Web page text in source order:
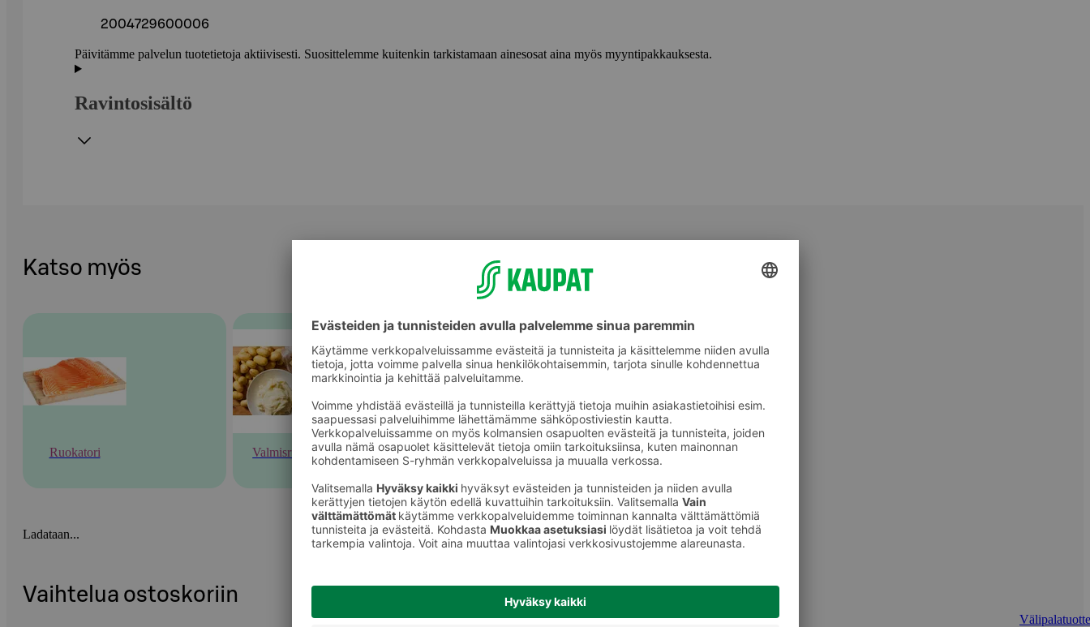
2004729600006
Päivitämme palvelun tuotetietoja aktiivisesti. Suosittelemme kuitenkin tarkistamaan ainesosat aina myös myyntipakkauksesta.
Ravintosisältö
Katso myös
Ruokatori Valmisruoka Välipalatuotteet
Ladataan...
Vaihtelua ostoskoriin